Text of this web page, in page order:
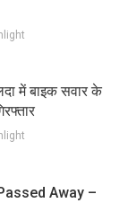
में बाइक सवार के
Away –